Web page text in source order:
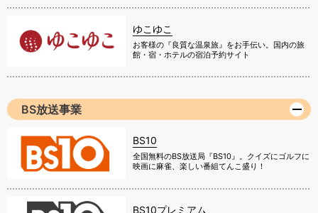
ゆこゆこ
お客様の『良質な温泉旅』をお手伝い。国内の旅
館・宿・ホテルの宿泊予約サイト
BS放送事業
BS10
全国無料のBS放送局『BS10』。クイズにゴルフに
映画に麻雀、楽しい番組てんこ盛り！
BS10プレミアム